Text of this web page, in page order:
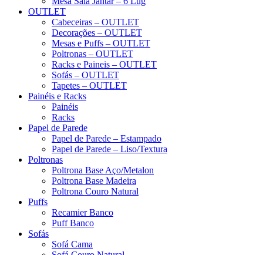
OUTLET
Cabeceiras – OUTLET
Decorações – OUTLET
Mesas e Puffs – OUTLET
Poltronas – OUTLET
Racks e Paineis – OUTLET
Sofás – OUTLET
Tapetes – OUTLET
Painéis e Racks
Painéis
Racks
Papel de Parede
Papel de Parede – Estampado
Papel de Parede – Liso/Textura
Poltronas
Poltrona Base Aço/Metalon
Poltrona Base Madeira
Poltrona Couro Natural
Puffs
Recamier Banco
Puff Banco
Sofás
Sofá Cama